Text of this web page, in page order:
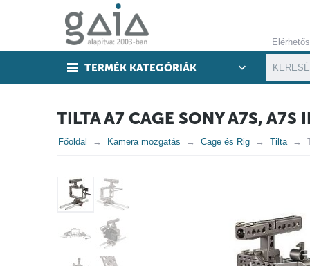
TERMÉK KATEGÓRIÁK
TILTA A7 CAGE SONY A7S,
Főoldal Kamera mozgatás Cage és Rig Tilta